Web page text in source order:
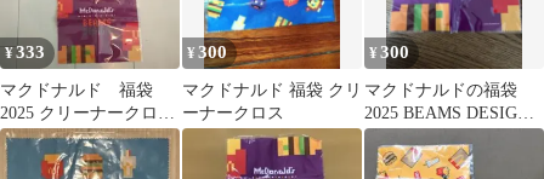
¥333
マクドナルド 福袋
2025 クリーナークロ
ス ３枚
¥300
マクドナルド 福袋 クリ
ーナークロス
¥300
マクドナルドの福袋
2025 BEAMS DESIGN
クリーナークロス